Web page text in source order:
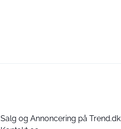
Salg og Annoncering på Trend.dk